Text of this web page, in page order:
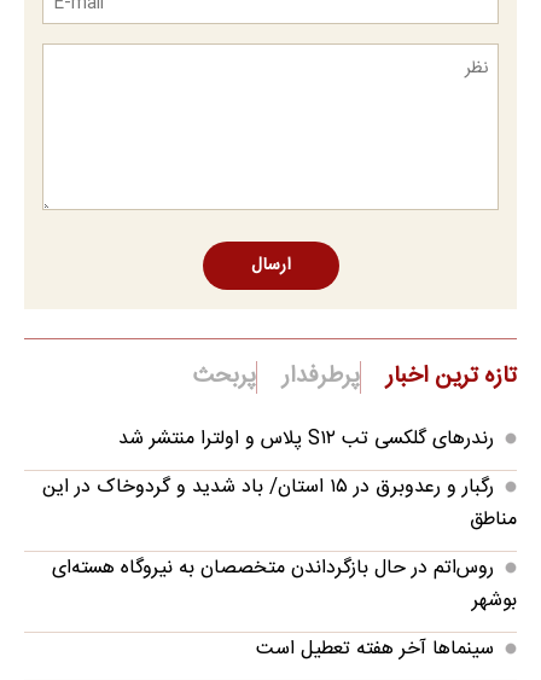
ارسال
تازه ترین اخبار پرطرفدار پربحث
رندرهای گلکسی تب S۱۲ پلاس و اولترا منتشر شد
رگبار و رعدوبرق در ۱۵ استان/ باد شدید و گردوخاک در این
مناطق
روس‌اتم در حال بازگرداندن متخصصان به نیروگاه هسته‌ای
بوشهر
سینماها آخر هفته تعطیل است